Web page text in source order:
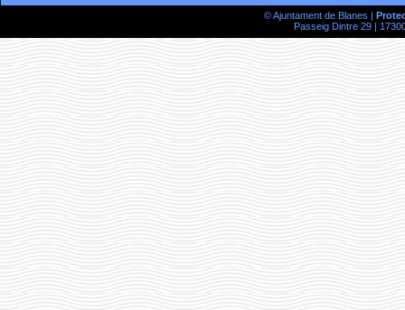
© Ajuntament de Blanes |
Passeig Dintre 29 |